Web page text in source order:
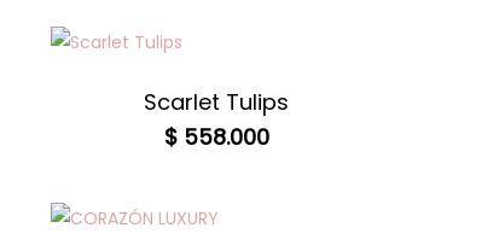
Scarlet Tulips
$558.000